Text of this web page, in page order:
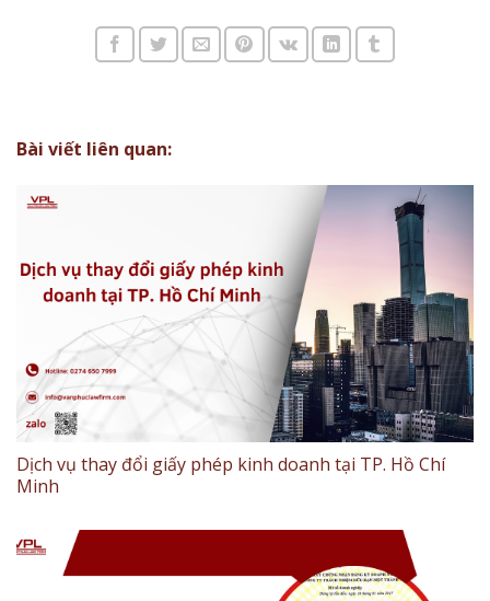
Bài viết liên quan:
Dịch vụ thay đổi giấy phép kinh doanh tại TP. Hồ Chí
Minh